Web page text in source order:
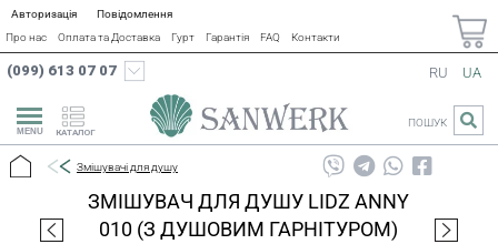
Авторизація
Повідомлення
Про нас
Оплата та Доставка Гурт Гарантія FAQ Контакти
(099) 613 07 07
КАТАЛОГ
RU UA
ПОШУК
Змішувачі для душу
ЗМІШУВАЧ ДЛЯ ДУШУ LIDZ ANNY
010 (З ДУШОВИМ ГАРНІТУРОМ)